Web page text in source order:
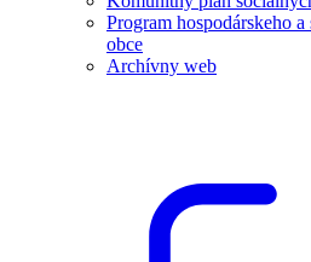
Program hospodárskeho
obce
Archívny web